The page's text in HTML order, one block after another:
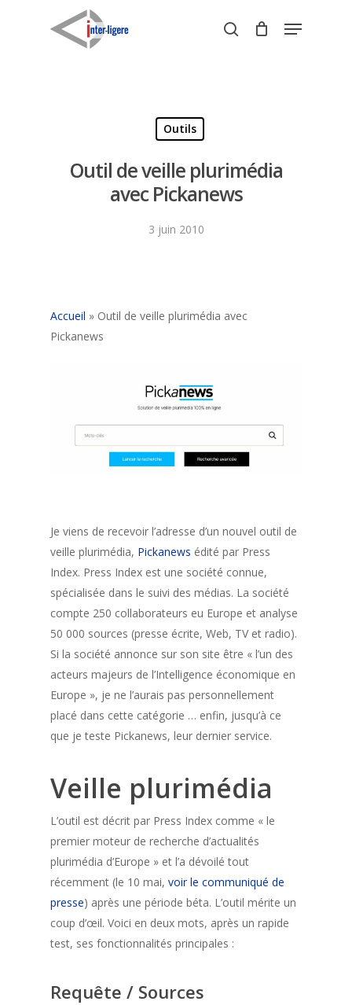
search
Menu
Outils
Outil de veille plurimédia
avec Pickanews
3 juin 2010
Accueil » Outil de veille plurimédia avec
Pickanews
Je viens de recevoir l’adresse d’un nouvel outil de
veille plurimédia, Pickanews édité par Press
Index. Press Index est une société connue,
spécialisée dans le suivi des médias. La société
compte 250 collaborateurs eu Europe et analyse
50 000 sources (presse écrite, Web, TV et radio).
Si la société annonce sur son site être « l’un des
acteurs majeurs de l’Intelligence économique en
Europe », je ne l’aurais pas personnellement
placé dans cette catégorie … enfin, jusqu’à ce
que je teste Pickanews, leur dernier service.
Veille plurimédia
L’outil est décrit par Press Index comme « le
premier moteur de recherche d’actualités
plurimédia d’Europe » et l’a dévoilé tout
récemment (le 10 mai, voir le communiqué de
presse) après une période béta. L’outil mérite un
coup d’œil. Voici en deux mots, après un rapide
test, ses fonctionnalités principales :
Requête / Sources